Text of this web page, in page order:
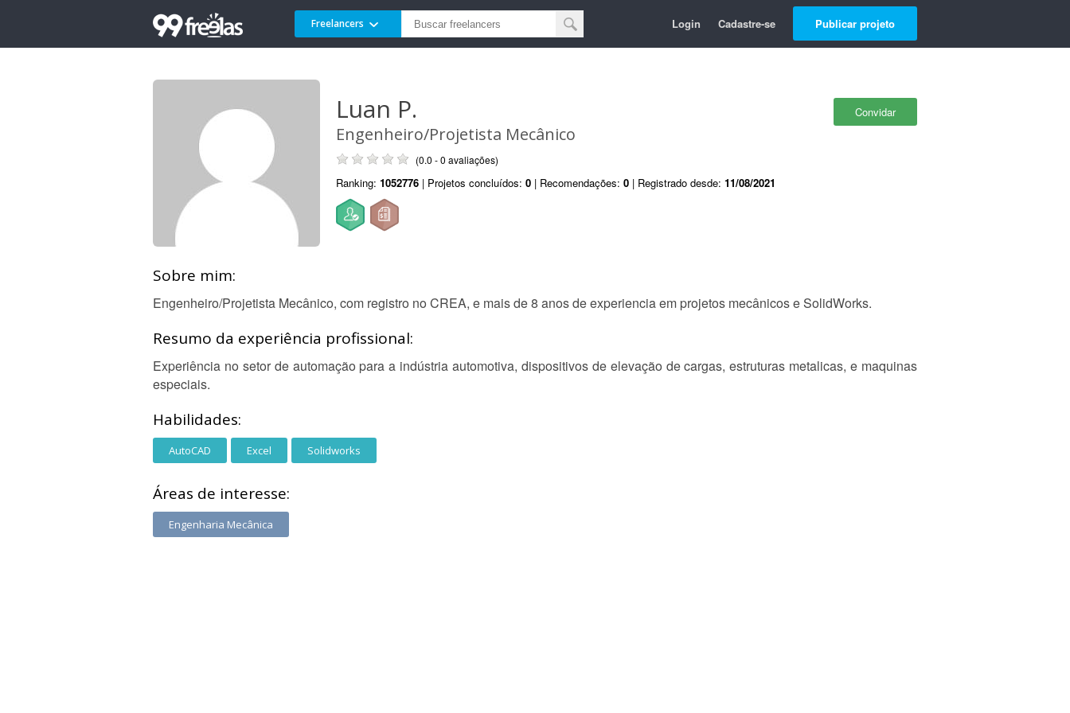
Freelancers Login Cadastre-se Publicar projeto
Convidar
Luan P.
Engenheiro/Projetista Mecânico
(0.0 - 0 avaliações)
Ranking: 1052776 | Projetos concluídos: 0 | Recomendações: 0 | Registrado desde: 11/08/2021
Sobre mim:
Engenheiro/Projetista Mecânico, com registro no CREA, e mais de 8 anos de experiencia em projetos mecânicos e SolidWorks.
Resumo da experiência profissional:
Experiência no setor de automação para a indústria automotiva, dispositivos de elevação de cargas, estruturas metalicas, e maquinas
especiais.
Habilidades:
AutoCAD Excel Solidworks
Áreas de interesse:
Engenharia Mecânica